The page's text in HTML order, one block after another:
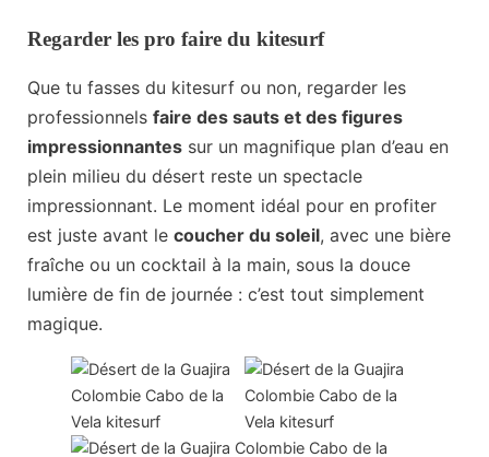
Regarder les pro faire du kitesurf
Que tu fasses du kitesurf ou non, regarder les
professionnels faire des sauts et des figures
impressionnantes sur un magnifique plan d’eau en
plein milieu du désert reste un spectacle
impressionnant. Le moment idéal pour en profiter
est juste avant le coucher du soleil, avec une bière
fraîche ou un cocktail à la main, sous la douce
lumière de fin de journée : c’est tout simplement
magique.